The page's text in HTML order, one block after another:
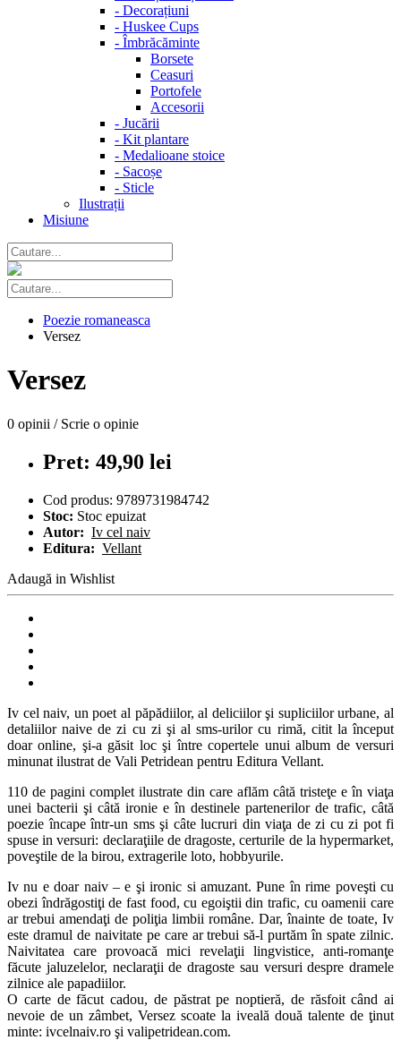
- Decorațiuni
- Huskee Cups
- Îmbrăcăminte
Borsete
Ceasuri
Portofele
Accesorii
- Jucării
- Kit plantare
- Medalioane stoice
- Sacoșe
- Sticle
Ilustrații
Misiune
Poezie romaneasca
Versez
Versez
0 opinii / Scrie o opinie
Pret: 49,90 lei
Cod produs: 9789731984742
Stoc: Stoc epuizat
Autor: Iv cel naiv
Editura: Vellant
Adaugă in Wishlist
Iv cel naiv, un poet al păpădiilor, al deliciilor şi supliciilor urbane, al
detaliilor naive de zi cu zi şi al sms-urilor cu rimă, citit la început
doar online, şi-a găsit loc şi între copertele unui album de versuri
minunat ilustrat de Vali Petridean pentru Editura Vellant.
110 de pagini complet ilustrate din care aflăm câtă tristeţe e în viaţa
unei bacterii şi câtă ironie e în destinele partenerilor de trafic, câtă
poezie încape într-un sms şi câte lucruri din viaţa de zi cu zi pot fi
spuse in versuri: declaraţiile de dragoste, certurile de la hypermarket,
poveştile de la birou, extragerile loto, hobbyurile.
Iv nu e doar naiv – e şi ironic si amuzant. Pune în rime poveşti cu
obezi îndrăgostiţi de fast food, cu egoiştii din trafic, cu oamenii care
ar trebui amendaţi de poliţia limbii române. Dar, înainte de toate, Iv
este dramul de naivitate pe care ar trebui să-l purtăm în spate zilnic.
Naivitatea care provoacă mici revelaţii lingvistice, anti-romanţe
făcute jaluzelelor, neclaraţii de dragoste sau versuri despre dramele
zilnice ale papadiilor.
O carte de făcut cadou, de păstrat pe noptieră, de răsfoit când ai
nevoie de un zâmbet, Versez scoate la iveală două talente de ţinut
minte: ivcelnaiv.ro şi valipetridean.com.